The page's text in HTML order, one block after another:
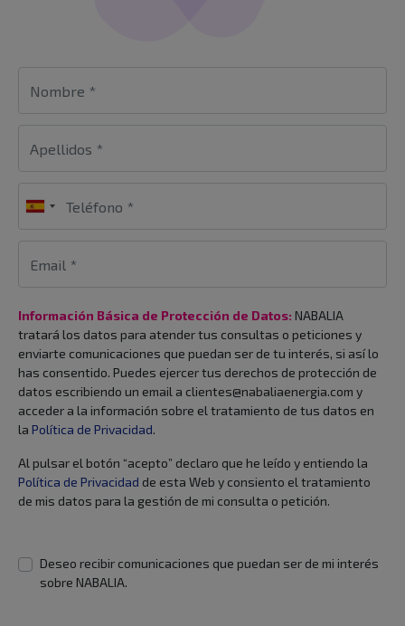
Información Básica de Protección de Datos: NABALIA
tratará los datos para atender tus consultas o peticiones y
enviarte comunicaciones que puedan ser de tu interés, si así lo
has consentido. Puedes ejercer tus derechos de protección de
datos escribiendo un email a clientes@nabaliaenergia.com y
acceder a la información sobre el tratamiento de tus datos en
la Política de Privacidad.
Al pulsar el botón “acepto” declaro que he leído y entiendo la
Política de Privacidad de esta Web y consiento el tratamiento
de mis datos para la gestión de mi consulta o petición.
Deseo recibir comunicaciones que puedan ser de mi interés
sobre NABALIA.